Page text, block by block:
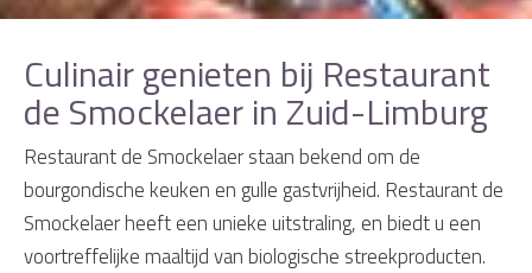
Culinair genieten bij Restaurant
de Smockelaer in Zuid-Limburg
Restaurant de Smockelaer staan bekend om de
bourgondische keuken en gulle gastvrijheid. Restaurant de
Smockelaer heeft een unieke uitstraling, en biedt u een
voortreffelijke maaltijd van biologische streekproducten.